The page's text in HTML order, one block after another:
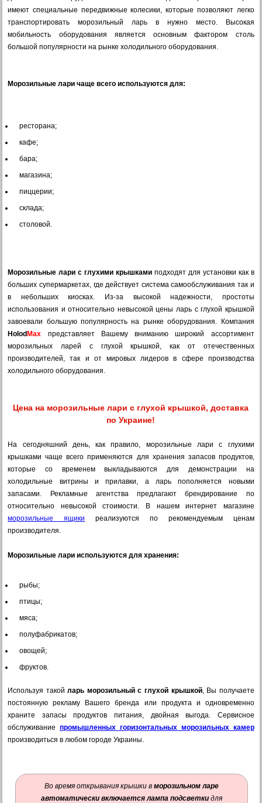
имеют специальные передвижные колесики, которые позволяют легко
транспортировать морозильный ларь в нужно место. Высокая
мобильность оборудования является основным фактором столь
большой популярности на рынке холодильного оборудования.
Морозильные лари чаще всего используются для:
ресторана;
кафе;
бара;
магазина;
пиццерии;
склада;
столовой.
Морозильные лари с глухими крышками подходят для установки как в
больших супермаркетах, где действует система самообслуживания так и
в небольших киосках. Из-за высокой надежности, простоты
использования и относительно невысокой цены ларь с глухой крышкой
завоевали большую популярность на рынке оборудования. Компания
Holod Max представляет Вашему вниманию широкий ассортимент
морозильных ларей с глухой крышкой, как от отечественных
производителей, так и от мировых лидеров в сфере производства
холодильного оборудования.
Цена на морозильные лари с глухой крышкой, доставка
по Украине!
На сегодняшний день, как правило, морозильные лари с глухими
крышками чаще всего применяются для хранения запасов продуктов,
которые со временем выкладываются для демонстрации на
холодильные витрины и прилавки, а ларь пополняется новыми
запасами. Рекламные агентства предлагают брендирование по
относительно невысокой стоимости. В нашем интернет магазине
морозильные ящики реализуются по рекомендуемым ценам
производителя.
Морозильные лари используются для хранения:
рыбы;
птицы;
мяса;
полуфабрикатов;
овощей;
фруктов.
Используя такой ларь морозильный с глухой крышкой, Вы получаете
постоянную рекламу Вашего бренда или продукта и одновременно
храните запасы продуктов питания, двойная выгода. Сервисное
обслуживаниепромышленных горизонтальных морозильных камер
производиться в любом городе Украины.
Во время открывания крышки в морозильном ларе
автоматически включается лампа подсветкидля